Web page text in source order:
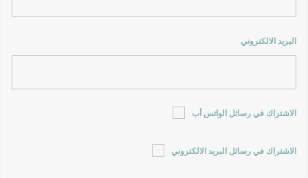
البريد الالكتروني
الاشتراك في رسائل الواتس أب
الاشتراك في رسائل البريد الالكتروني